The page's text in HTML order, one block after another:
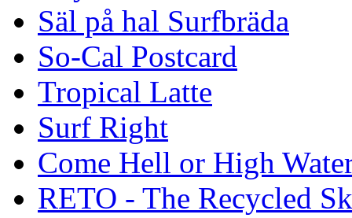
Säl på hal Surfbräda
So-Cal Postcard
Tropical Latte
Surf Right
Come Hell or High
RETO - The Recycled